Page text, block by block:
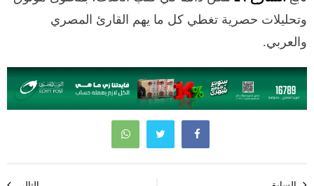
وتحليلات حصرية تغطي كل ما يهم القارئ المصري
والعربي.